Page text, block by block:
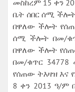
መስከረም 15 ቀን
ቤት ሰበር ሰሚ ችሎት
በዋለው ችሎት
ሰሚ ችሎት በመ/
በዋለው ችሎት
በመ/ቁጥር
የሰጠው ትእዛዝ እና
8 ቀን 2013 ዓ/